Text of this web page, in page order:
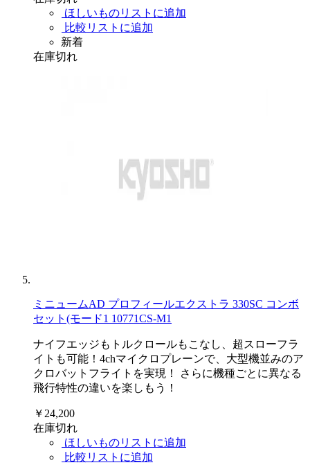
ほしいものリストに追加
比較リストに追加
新着
在庫切れ
ミニュームAD プロフィールエクストラ 330SC コンボ
セット(モード1 10771CS-M1
ナイフエッジもトルクロールもこなし、超スローフラ
イトも可能！4chマイクロプレーンで、大型機並みのア
クロバットフライトを実現！ さらに機種ごとに異なる
飛行特性の違いを楽しもう！
￥24,200
在庫切れ
ほしいものリストに追加
比較リストに追加